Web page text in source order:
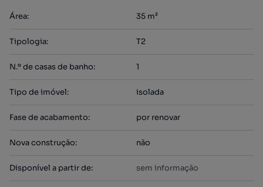
Área: 35 m²
Tipologia: T2
N.º de casas de banho: 1
Tipo de imóvel: isolada
Fase de acabamento: por renovar
Nova construção: não
Disponível a partir de: sem informação